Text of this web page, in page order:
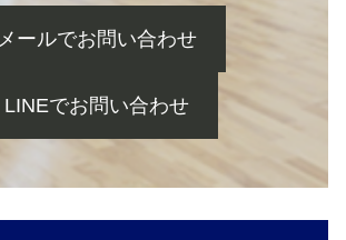
メールでお問い合わせ
LINEでお問い合わせ